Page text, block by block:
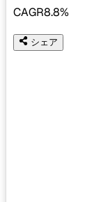
CAGR8.8%
シェア